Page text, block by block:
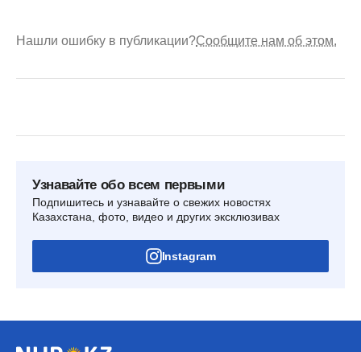
Нашли ошибку в публикации?Сообщите нам об этом.
Узнавайте обо всем первыми
Подпишитесь и узнавайте о свежих новостях
Казахстана, фото, видео и других эксклюзивах
Instagram